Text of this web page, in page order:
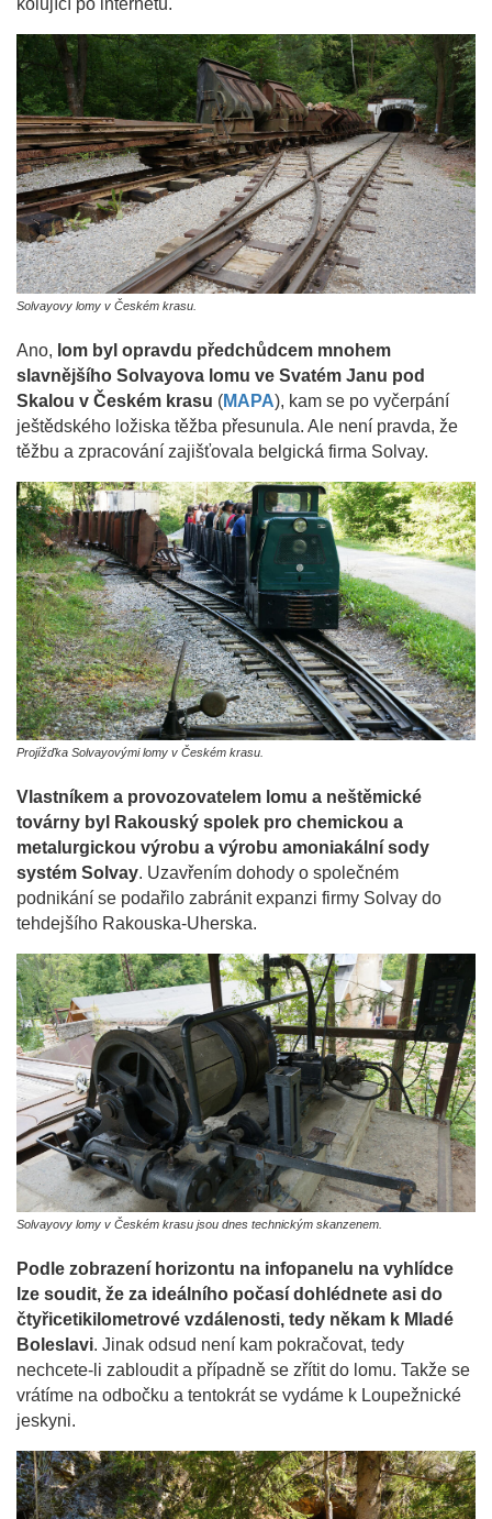
kolující po internetu.
Solvayovy lomy v Českém krasu.
Ano, lom byl opravdu předchůdcem mnohem
slavnějšího Solvayova lomu ve Svatém Janu pod
Skalou v Českém krasu (MAPA), kam se po vyčerpání
ještědského ložiska těžba přesunula. Ale není pravda, že
těžbu a zpracování zajišťovala belgická firma Solvay.
Projížďka Solvayovými lomy v Českém krasu.
Vlastníkem a provozovatelem lomu a neštěmické
továrny byl Rakouský spolek pro chemickou a
metalurgickou výrobu a výrobu amoniakální sody
systém Solvay. Uzavřením dohody o společném
podnikání se podařilo zabránit expanzi firmy Solvay do
tehdejšího Rakouska-Uherska.
Solvayovy lomy v Českém krasu jsou dnes technickým skanzenem.
Podle zobrazení horizontu na infopanelu na vyhlídce
lze soudit, že za ideálního počasí dohlédnete asi do
čtyřicetikilometrové vzdálenosti, tedy někam k Mladé
Boleslavi. Jinak odsud není kam pokračovat, tedy
nechcete-li zabloudit a případně se zřítit do lomu. Takže se
vrátíme na odbočku a tentokrát se vydáme k Loupežnické
jeskyni.